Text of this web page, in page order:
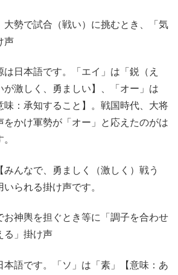
勢で試合（戦い）に挑むとき、「気
声
日本語です。「エイ」は「鋭（え
が激しく、勇ましい】、「オー」は
味：承知すること】。戦国時代、大将
をかけ軍勢が「オー」と応えたのがは
みんなで、勇ましく（激しく）戦う
られる掛け声です。
神輿を担ぐとき等に「調子を合わせ
る」掛け声
本語です。「ソ」は「素」【意味：あ